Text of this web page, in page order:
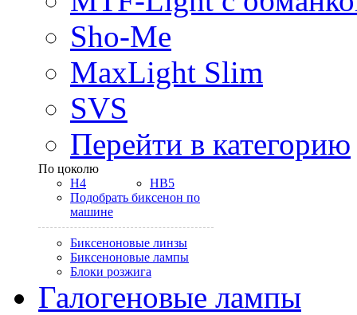
Sho-Me
MaxLight Slim
SVS
Перейти в категорию
По цоколю
H4
HB5
Подобрать биксенон по
машине
Биксеноновые линзы
Биксеноновые лампы
Блоки розжига
Галогеновые лампы